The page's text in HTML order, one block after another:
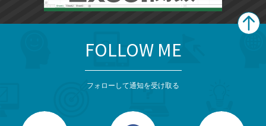
FOLLOW ME
フォローして通知を受け取る